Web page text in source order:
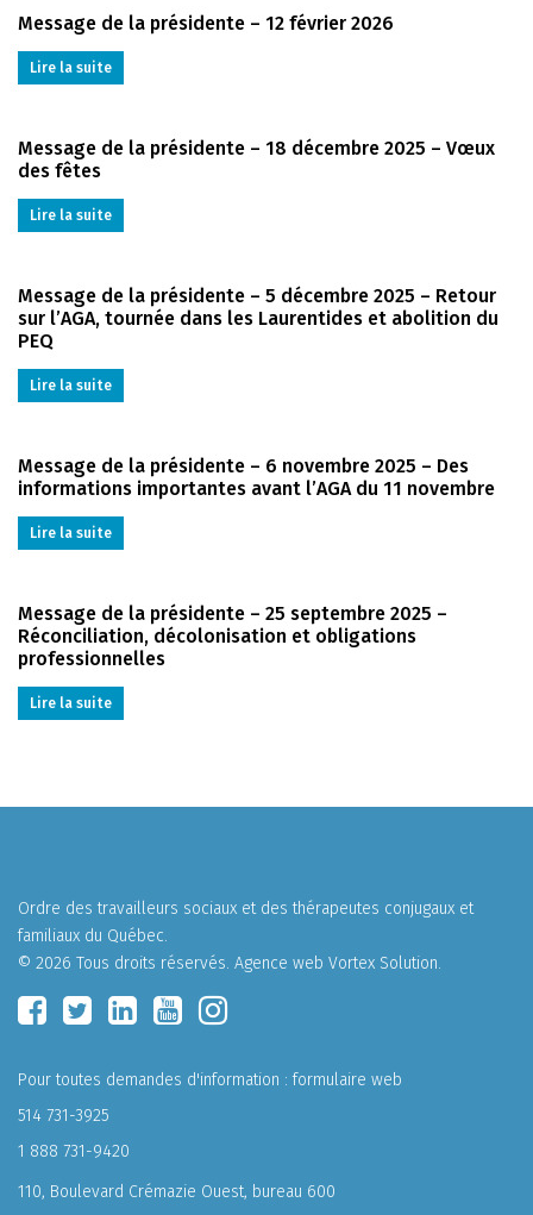
Message de la présidente – 12 février 2026
Lire la suite
Message de la présidente – 18 décembre 2025 – Vœux
des fêtes
Lire la suite
Message de la présidente – 5 décembre 2025 – Retour
sur l’AGA, tournée dans les Laurentides et abolition du
PEQ
Lire la suite
Message de la présidente – 6 novembre 2025 – Des
informations importantes avant l’AGA du 11 novembre
Lire la suite
Message de la présidente – 25 septembre 2025 –
Réconciliation, décolonisation et obligations
professionnelles
Lire la suite
Ordre des travailleurs sociaux et des thérapeutes conjugaux et
familiaux du Québec.
© 2026 Tous droits réservés. Agence web Vortex Solution.
Pour toutes demandes d'information :formulaire web
514 731-3925
1 888 731-9420
110, Boulevard Crémazie Ouest, bureau 600